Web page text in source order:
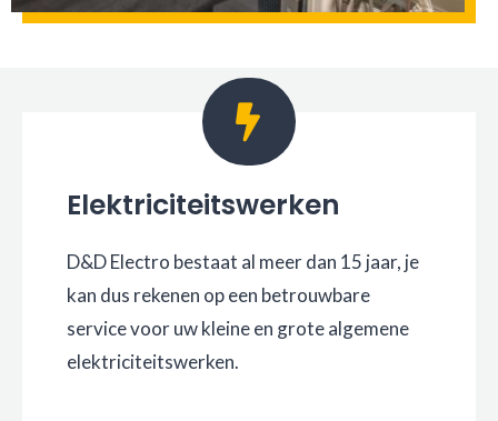
Elektriciteitswerken
D&D Electro bestaat al meer dan 15 jaar, je
kan dus rekenen op een betrouwbare
service voor uw kleine en grote algemene
elektriciteitswerken.